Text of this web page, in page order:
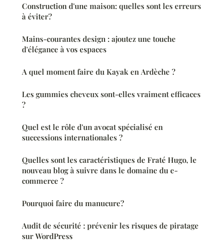
Construction d'une maison: quelles sont les erreurs
à éviter?
Mains-courantes design : ajoutez une touche
d'élégance à vos espaces
A quel moment faire du Kayak en Ardèche ?
Les gummies cheveux sont-elles vraiment efficaces
?
Quel est le rôle d'un avocat spécialisé en
successions internationales ?
Quelles sont les caractéristiques de Fraté Hugo, le
nouveau blog à suivre dans le domaine du e-
commerce ?
Pourquoi faire du manucure?
Audit de sécurité : prévenir les risques de piratage
sur WordPress